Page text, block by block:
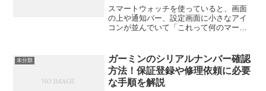
スマートウォッチを使っていると、画面
の上や通知バー、設定画面に小さなアイ
コンが並んでいて「これって何のマー
つの意味を理解するだけでも使いやすさ
がグッと変わります。この記...
未分類
ガーミンのシリアルナンバー確認
方法！保証登録や修理依頼に必要
な手順を解説